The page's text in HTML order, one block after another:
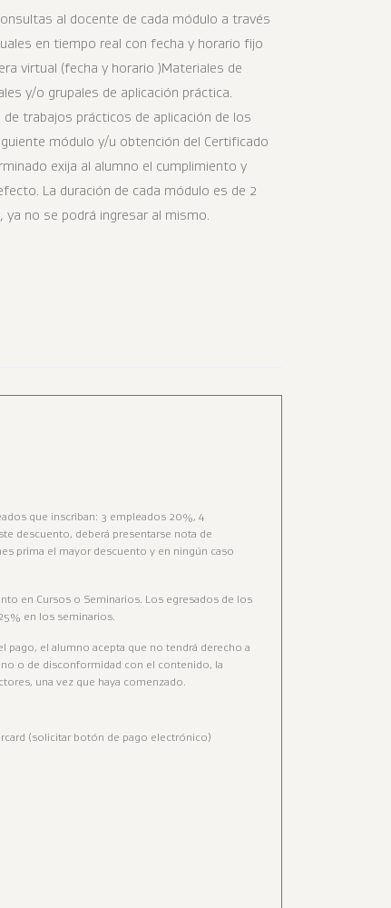
al docente de cada módulo a través
en tiempo real con fecha y horario fijo
virtual (fecha y horario )Materiales de
y/o grupales de aplicación práctica.
trabajos prácticos de aplicación de los
módulo y/u obtención del Certificado
exija al alumno el cumplimiento y
La duración de cada módulo es de 2
no se podrá ingresar al mismo.
que inscriban: 3 empleados 20%, 4
descuento, deberá presentarse nota de
prima el mayor descuento y en ningún caso
en Cursos o Seminarios. Los egresados de los
en los seminarios.
pago, el alumno acepta que no tendrá derecho a
o de disconformidad con el contenido, la
una vez que haya comenzado.
(solicitar botón de pago electrónico)